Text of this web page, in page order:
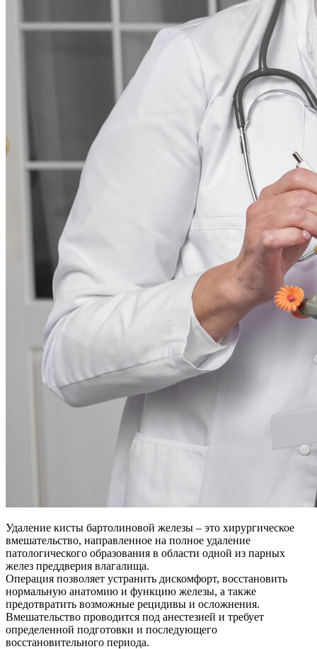
Удаление кисты бартолиновой железы – это хирургическое
вмешательство, направленное на полное удаление
патологического образования в области одной из парных
желез преддверия влагалища.
Операция позволяет устранить дискомфорт, восстановить
нормальную анатомию и функцию железы, а также
предотвратить возможные рецидивы и осложнения.
Вмешательство проводится под анестезией и требует
определенной подготовки и последующего
восстановительного периода.